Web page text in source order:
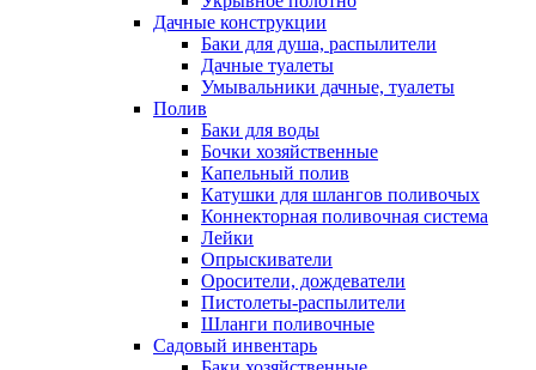
Дачные конструкции
Баки для душа, распылители
Дачные туалеты
Умывальники дачные, туалеты
Полив
Баки для воды
Бочки хозяйственные
Капельный полив
Катушки для шлангов поливочых
Коннекторная поливочная система
Лейки
Опрыскиватели
Оросители, дождеватели
Пистолеты-распылители
Шланги поливочные
Садовый инвентарь